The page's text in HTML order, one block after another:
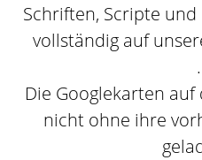
Schriften, Scripte
vollständig auf
.
Die Googlekarten
nicht ohne ihre